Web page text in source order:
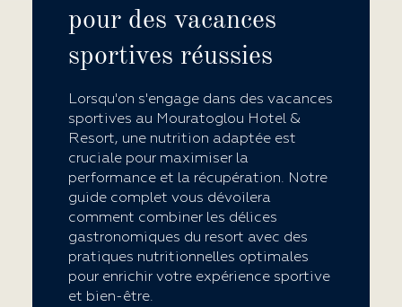
pour des vacances
sportives réussies
Lorsqu'on s'engage dans des vacances
sportives au Mouratoglou Hotel &
Resort, une nutrition adaptée est
cruciale pour maximiser la
performance et la récupération. Notre
guide complet vous dévoilera
comment combiner les délices
gastronomiques du resort avec des
pratiques nutritionnelles optimales
pour enrichir votre expérience sportive
et bien-être.